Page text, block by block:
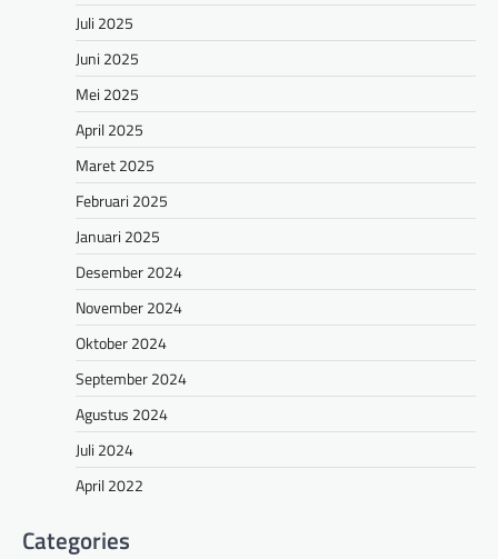
Juli 2025
Juni 2025
Mei 2025
April 2025
Maret 2025
Februari 2025
Januari 2025
Desember 2024
November 2024
Oktober 2024
September 2024
Agustus 2024
Juli 2024
April 2022
Categories